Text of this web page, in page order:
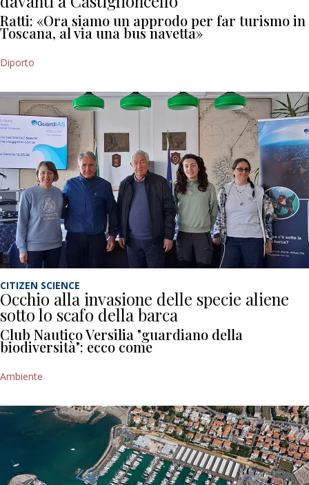
Ratti: «Ora siamo un approdo per far turismo in
Toscana, al via una bus navetta»
Diporto
CITIZEN SCIENCE
Occhio alla invasione delle specie aliene
sotto lo scafo della barca
Club Nautico Versilia "guardiano della
biodiversità": ecco come
Ambiente